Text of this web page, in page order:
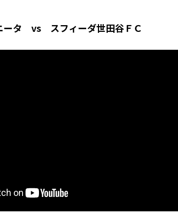
ータ vs スフィーダ世田谷ＦＣ